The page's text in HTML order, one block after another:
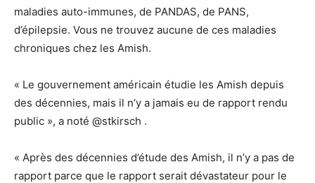
maladies auto-immunes, de PANDAS, de PANS,
d’épilepsie. Vous ne trouvez aucune de ces maladies
chroniques chez les Amish.
« Le gouvernement américain étudie les Amish depuis
des décennies, mais il n’y a jamais eu de rapport rendu
public », a noté @stkirsch .
« Après des décennies d’étude des Amish, il n’y a pas de
rapport parce que le rapport serait dévastateur pour le